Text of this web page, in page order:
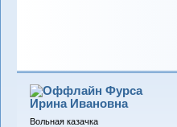
Фурса
Ирина Ивановна
Вольная казачка